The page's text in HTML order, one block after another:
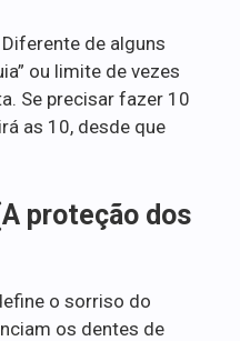
Diferente de alguns
ou limite de vezes
Se precisar fazer 10
as 10, desde que
proteção dos
o sorriso do
os dentes de